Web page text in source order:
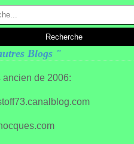
Blogs "
ancien de 2006: